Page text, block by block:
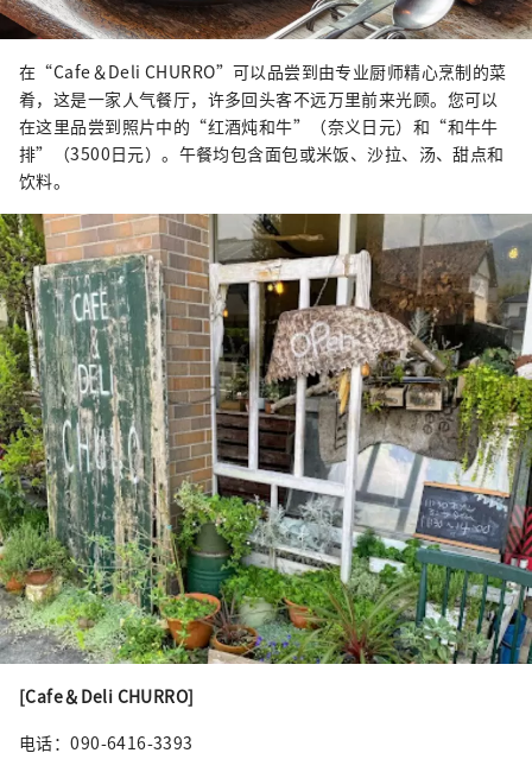
在“Cafe＆Deli CHURRO”可以品尝到由专业厨师精心烹制的菜
肴，这是一家人气餐厅，许多回头客不远万里前来光顾。您可以
在这里品尝到照片中的“红酒炖和牛”（奈义日元）和“和牛牛
排”（3500日元）。午餐均包含面包或米饭、沙拉、汤、甜点和
饮料。
[Cafe＆Deli CHURRO]
电话：090-6416-3393